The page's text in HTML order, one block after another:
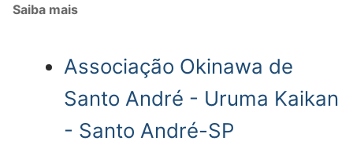
Saiba mais
Associação Okinawa de
Santo André - Uruma Kaikan
- Santo André-SP